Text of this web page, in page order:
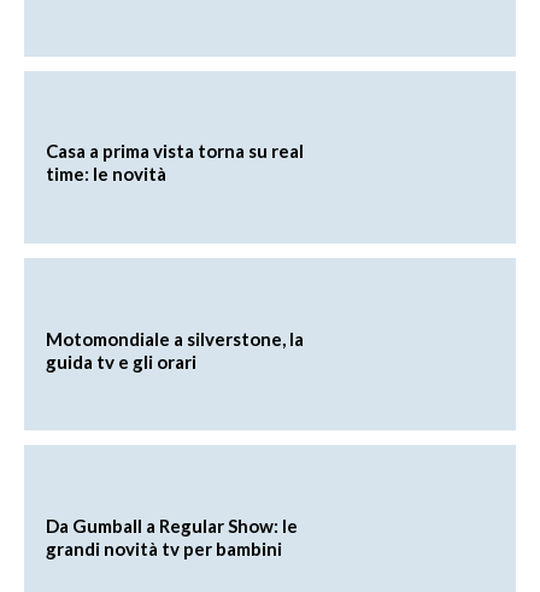
Casa a prima vista torna su real
time: le novità
Motomondiale a silverstone, la
guida tv e gli orari
Da Gumball a Regular Show: le
grandi novità tv per bambini